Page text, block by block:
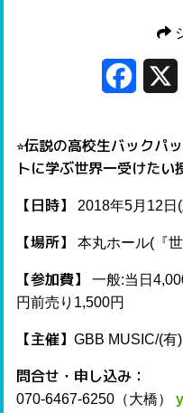
⭐︎伝説の高校生バックパ
トに学ぶ世界一受けたい
【日時】
2018年5月12日
【場所】 本丸ホール(『
【参加費】
一般:当日
円前売り1,500円
【主催】 GBB MUSIC/(有
問合せ・申し込み：
070-6467-6250（大橋）